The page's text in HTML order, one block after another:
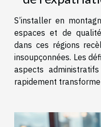
S’installer en
espaces et de
dans ces régions
insoupçonnées. Les
aspects
rapidement